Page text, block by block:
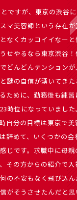
ですが、東京の渋谷
マ美容師という存在
なくカッコイイなー
せやるなら東京渋谷
どんどんテンションが
謎の自信が湧いてき
ために、勤務後も練
時位になっていまし
自分の目標は東京で
辞めて、いくつかの
じです。求職中に母
その方からの紹介で
の不安もなく飛び込
がそうさせたんだと思